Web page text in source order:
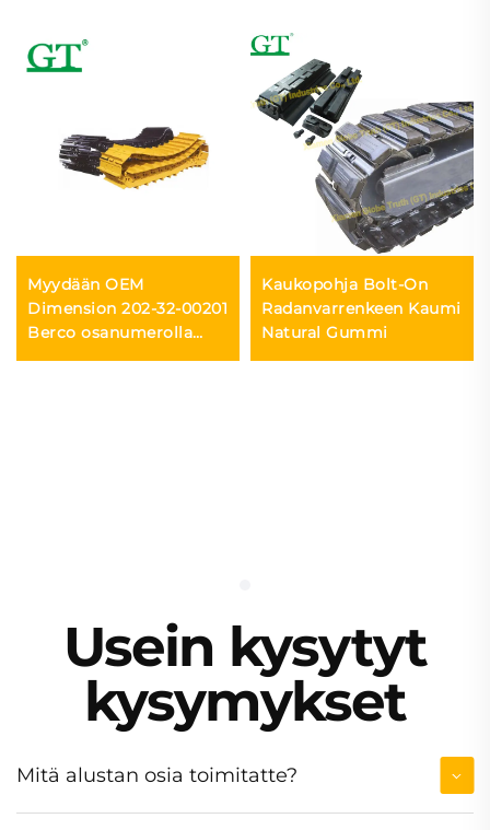
Myydään OEM
Dimension 202-32-00201
Berco osanumerolla
KM1262/40 PC100-5
Kaukopohja Bolt-On
Radanvarrenkeen Kaumi
Natural Gummi
Usein kysytyt
kysymykset
Mitä alustan osia toimitatte?